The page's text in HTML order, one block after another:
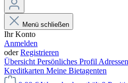
Menü schließen
Ihr Konto
Anmelden
oderRegistrieren
Übersicht Persönliches Profil Adressen
Kreditkarten Meine Bietagenten